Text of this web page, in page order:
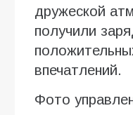
дружеской
получили
впечатлений.
Фото